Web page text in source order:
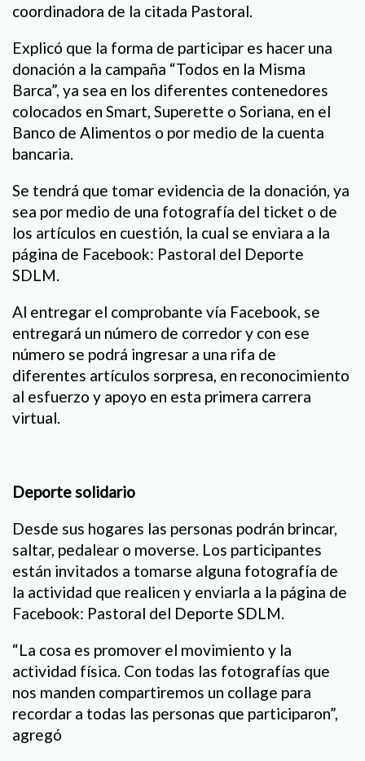
coordinadora de la citada Pastoral.
Explicó que la forma de participar es hacer una
donación a la campaña “Todos en la Misma
Barca”, ya sea en los diferentes contenedores
colocados en Smart, Superette o Soriana, en el
Banco de Alimentos o por medio de la cuenta
bancaria.
Se tendrá que tomar evidencia de la donación, ya
sea por medio de una fotografía del ticket o de
los artículos en cuestión, la cual se enviara a la
página de Facebook: Pastoral del Deporte
SDLM.
Al entregar el comprobante vía Facebook, se
entregará un número de corredor y con ese
número se podrá ingresar a una rifa de
diferentes artículos sorpresa, en reconocimiento
al esfuerzo y apoyo en esta primera carrera
virtual.
Deporte solidario
Desde sus hogares las personas podrán brincar,
saltar, pedalear o moverse. Los participantes
están invitados a tomarse alguna fotografía de
la actividad que realicen y enviarla a la página de
Facebook: Pastoral del Deporte SDLM.
“La cosa es promover el movimiento y la
actividad física. Con todas las fotografías que
nos manden compartiremos un collage para
recordar a todas las personas que participaron”,
agregó